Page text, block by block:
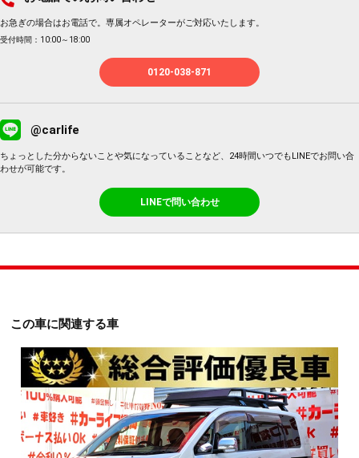
お急ぎの場合はお電話で。専属オペレーターがご対応いたします。
受付時間：10:00～18:00
0120-038-871
@carlife
ちょっとした分からないことや気になっていることなど、24時間いつでもLINEでお問い合
わせが可能です。
LINEで問い合わせ
この車に関連する車